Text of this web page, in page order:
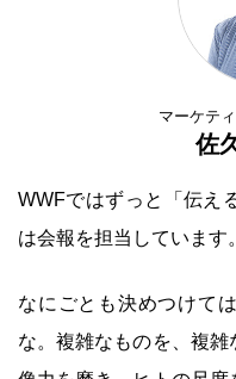
マーケテ
佐
WWFではずっと「伝え
は会報を担当しています。
なにごとも決めつけて
な。複雑なものを、複